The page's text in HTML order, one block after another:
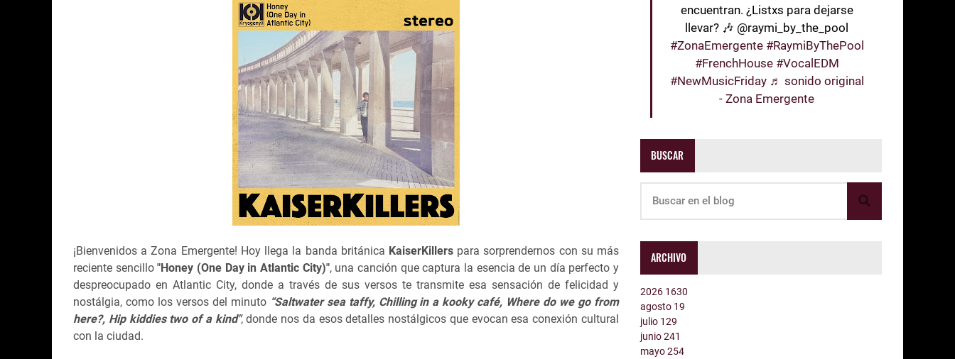
¡Bienvenidos a Zona Emergente! Hoy llega la banda británica KaiserKillers para sorprendernos con su más
reciente sencillo"Honey (One Day in Atlantic City)", una canción que captura la esencia de un día perfecto y
despreocupado en Atlantic City, donde a través de sus versos te transmite esa sensación de felicidad y
nostálgia, como los versos del minuto “Saltwater sea taffy, Chilling in a kooky café, Where do we go from
here?, Hip kiddies two of a kind", donde nos da esos detalles nostálgicos que evocan esa conexión cultural
con la ciudad.
encuentran. ¿Listxs para dejarse
llevar? 🎶 @raymi_by_the_pool
#ZonaEmergente #RaymiByThePool
#FrenchHouse #VocalEDM
#NewMusicFriday ♬ sonido original
- Zona Emergente
BUSCAR
ARCHIVO
2026 1630
agosto 19
julio 129
junio241
mayo254